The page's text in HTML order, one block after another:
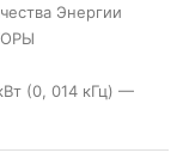
Энергии
(0, 014 кГц) —